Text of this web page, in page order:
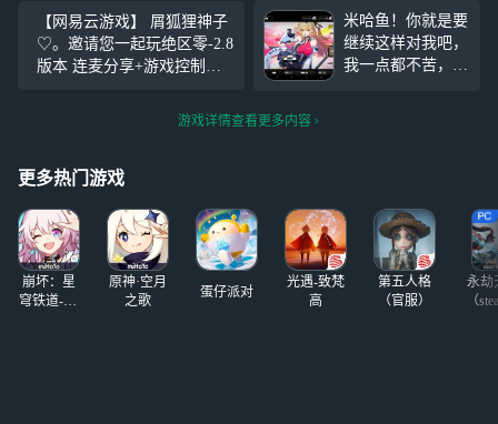
一个说自己已经把
雷霆动物看完了，
一个说自己已经看
完雷霆嘉豪了，然
物集体蹦迪鬼火老
远。
复刻再回游 推荐抽吗？
【网易云游戏】 屑狐狸神子
♡。邀请您一起玩绝区零-2.8
版本 连麦分享+游戏控制，
玩吧~ https://cg.163.com?page
米哈鱼！你就是要
继续这样对我吧，
我一点都不苦，一
的的不动了呀！
游戏详情查看更多内容
更多热门游戏
崩坏：星
穹铁道-4.4
原神·空月
之歌
蛋仔派对
光遇-致梵
高
第五人格
（官服）
永劫
（